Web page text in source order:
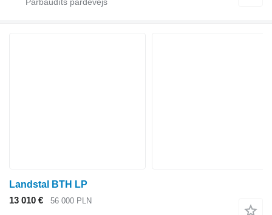
Landstal BTH LP
13 010 €
56 000 PLN